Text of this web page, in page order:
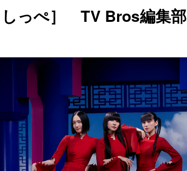
っぺ］ TV Bros編集部